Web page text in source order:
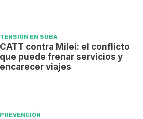
TENSIÓN EN SUBA
CATT contra Milei: el conflicto
que puede frenar servicios y
encarecer viajes
PREVENCIÓN